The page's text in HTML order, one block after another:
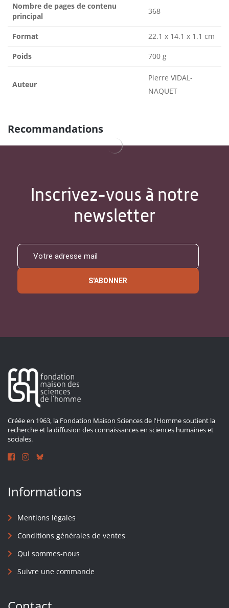
Nombre de pages de contenu
principal
368
Format 22.1 x 14.1 x 1.1 cm
Poids 700 g
Auteur
Pierre VIDAL-
NAQUET
Recommandations
Inscrivez-vous à notre
newsletter
S'ABONNER
Créée en 1963, la Fondation Maison Sciences de l'Homme soutient la
recherche et la diffusion des connaissances en sciences humaines et
sociales.
Informations
Mentions légales
Conditions générales de ventes
Qui sommes-nous
Suivre une commande